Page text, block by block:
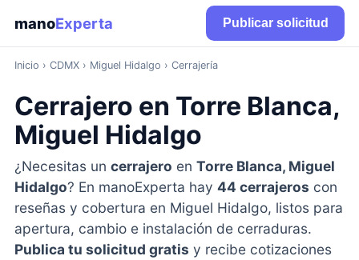
manoExperta Publicar solicitud
Inicio › CDMX› Miguel Hidalgo › Cerrajería
Cerrajero en Torre Blanca,
Miguel Hidalgo
¿Necesitas un cerrajero en Torre Blanca, Miguel
Hidalgo? En manoExperta hay 44 cerrajeros con
reseñas y cobertura en Miguel Hidalgo, listos para
apertura, cambio e instalación de cerraduras.
Publica tu solicitud gratis y recibe cotizaciones